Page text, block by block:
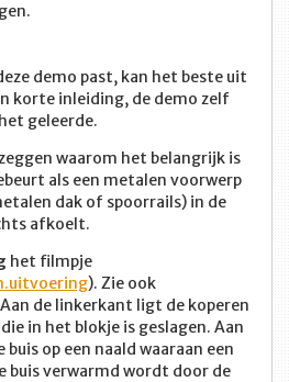
demo past, kan het beste uit
korte inleiding, de demo zelf
geleerde.
waarom het belangrijk is
als een metalen voorwerp
dak of spoorrails) in de
afkoelt.
het filmpje
). Zie ook
de linkerkant ligt de koperen
in het blokje is geslagen. Aan
op een naald waaraan een
buis verwarmd wordt door de